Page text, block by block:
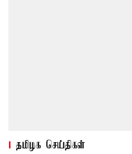
தமிழக செய்திகள்